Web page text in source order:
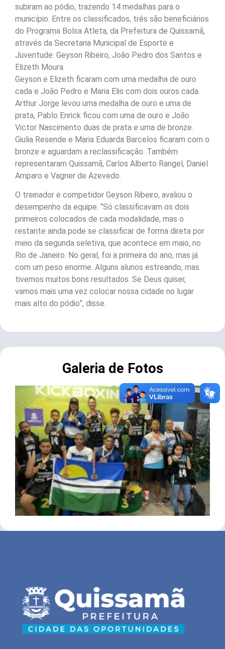
subiram ao pódio, trazendo 14 medalhas para o
município. Entre os classificados, três são beneficiários
do Programa Bolsa Atleta, da Prefeitura de Quissamã,
através da Secretaria Municipal de Esporte e
Juventude: Geyson Ribeiro, João Pedro dos Santos e
Elizeth Moura.
Geyson e Elizeth ficaram com uma medalha de ouro
cada e João Pedro e Maria Elis com dois ouros cada.
Arthur Jorge levou uma medalha de ouro e uma de
prata, Pablo Enrick ficou com uma de ouro e João
Victor Nascimento duas de prata e uma de bronze.
Giulia Resende e Maria Eduarda Barcelos ficaram com o
bronze e aguardam a reclassificação. Também
representaram Quissamã, Carlos Alberto Rangel, Daniel
Amparo e Vagner de Azevedo.
O treinador e competidor Geyson Ribeiro, avaliou o
desempenho da equipe. “Só classificavam os dois
primeiros colocados de cada modalidade, mas o
restante ainda pode se classificar de forma direta por
meio da segunda seletiva, que acontece em maio, no
Rio de Janeiro. No geral, foi a primeira do ano, mas já
com um peso enorme. Alguns alunos estreando, mas
tivemos muitos bons resultados. Se Deus quiser,
vamos mais uma vez colocar nossa cidade no lugar
mais alto do pódio”, disse.
Galeria de Fotos